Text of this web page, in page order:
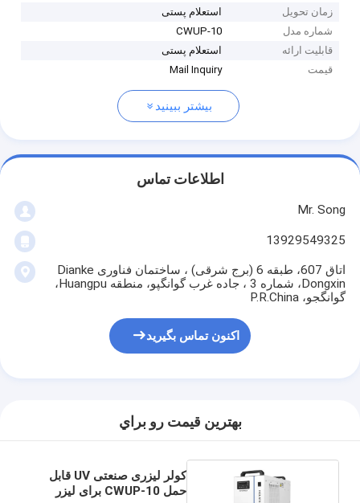
زمان تحویل
استعلام پستی
شماره مدل
CWUP-10
قابلیت ارائه
استعلام پستی
قیمت
Mail Inquiry
بیشتر ببینید
اطلاعات تماس
Mr. Song
13929549325
اتاق 607، طبقه 6 (برج شرقی) ، ساختمان فناوری Dianke
Dongxin، شماره 3 ، جاده غرب گوانگپو، منطقه Huangpu،
گوانگجو، P.R.China
اکنون تماس بگیرید
بهترين قيمت رو براي
کولر لیزری صنعتی UV قابل
حمل CWUP-10 برای لیزر